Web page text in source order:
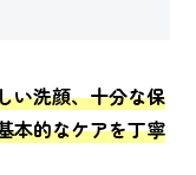
い洗顔、十分な保
本的なケアを丁寧